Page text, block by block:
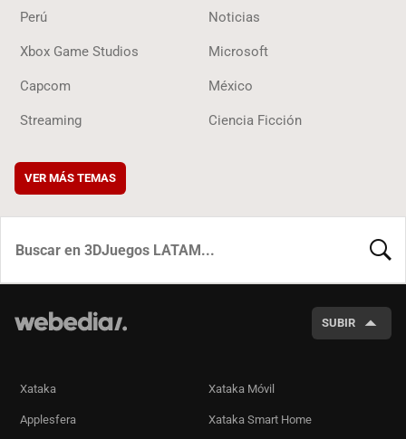
Perú Noticias
Xbox Game Studios Microsoft
Capcom México
Streaming Ciencia Ficción
VER MÁS TEMAS
SUBIR
Xataka Xataka Móvil
Applesfera Xataka Smart Home